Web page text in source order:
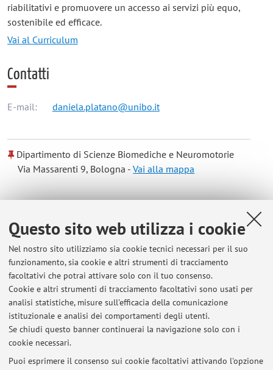
Questo sito web utilizza i cookie
Nel nostro sito utilizziamo sia cookie tecnici necessari per il suo
funzionamento, sia cookie e altri strumenti di tracciamento
facoltativi che potrai attivare solo con il tuo consenso.
Cookie e altri strumenti di tracciamento facoltativi sono usati per
analisi statistiche, misure sull'efficacia della comunicazione
istituzionale e analisi dei comportamenti degli utenti.
Se chiudi questo banner continuerai la navigazione solo con i
cookie necessari.
Puoi esprimere il consenso sui cookie facoltativi attivando l'opzione
riabilitativi e promuovere un accesso ai servizi più equo,
sostenibile ed efficace.
Vai al Curriculum
Contatti
E-mail: daniela.platano@unibo.it
Dipartimento di Scienze Biomediche e Neuromotorie
Via Massarenti 9, Bologna -Vai alla mappa
Orario di ricevimento
Mondays, 2:00–3:00 p.m., Via Pupilli 1 (Rizzoli), by
appointment only. Please arrange an appointment via email.